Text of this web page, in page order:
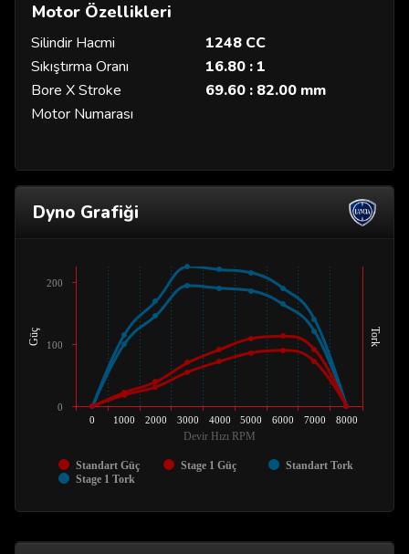
Motor Özellikleri
Silindir Hacmi
1248 CC
Sıkıştırma Oranı
16.80 : 1
Bore X Stroke
69.60 : 82.00 mm
Motor Numarası
Dyno Grafiği
Devir Hızı RPM
Güç Tork
Standart Güç Stage 1 Güç
Standart Tork
Stage 1 Tork
0 1000 2000 3000 4000 5000 6000 7000 8000
0
100
200